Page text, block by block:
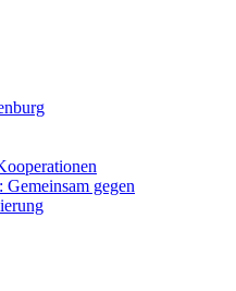
gegen